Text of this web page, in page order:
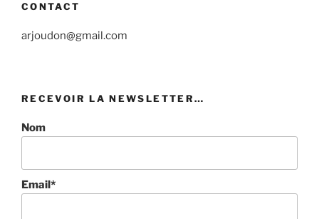
CONTACT
arjoudon@gmail.com
RECEVOIR LA NEWSLETTER…
Nom
Email*